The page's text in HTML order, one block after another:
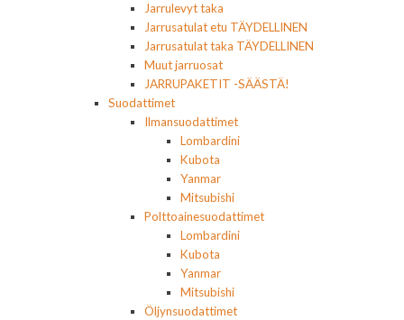
Jarrulevyt taka
Jarrusatulat etu TÄYDELLINEN
Jarrusatulat taka TÄYDELLINEN
Muut jarruosat
JARRUPAKETIT -SÄÄSTÄ!
Suodattimet
Ilmansuodattimet
Lombardini
Kubota
Yanmar
Mitsubishi
Polttoainesuodattimet
Lombardini
Kubota
Yanmar
Mitsubishi
Öljynsuodattimet